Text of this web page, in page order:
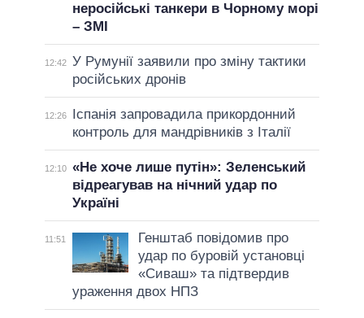
неросійські танкери в Чорному морі
– ЗМІ
12:42 У Румунії заявили про зміну тактики
російських дронів
12:26
Іспанія запровадила прикордонний
контроль для мандрівників з Італії
12:10 «Не хоче лише путін»: Зеленський
відреагував на нічний удар по
Україні
11:51
Генштаб повідомив про
удар по буровій установці
«Сиваш» та підтвердив
ураження двох НПЗ